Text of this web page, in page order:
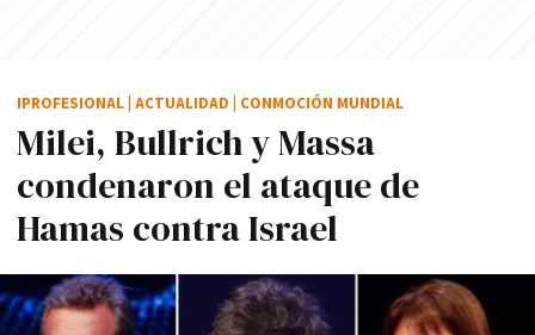
Milei, Bullrich y Massa
condenaron el ataque de
Hamas contra Israel
IPROFESIONAL ACTUALIDAD CONMOCIÓN MUNDIAL